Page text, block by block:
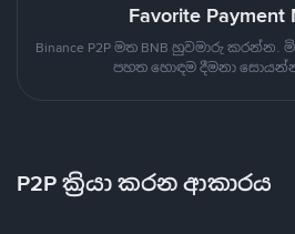
Favorite Payment
Binance P2P මත BNB හුවමාරු
පහත හොඳම දීමනා සොයන්න
P2P ක්‍රියා කරන ආකාරය